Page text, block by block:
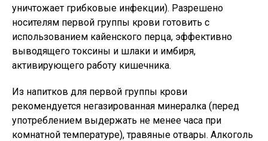
уничтожает грибковые инфекции). Разрешено
носителям первой группы крови готовить с
использованием кайенского перца, эффективно
выводящего токсины и шлаки и имбиря,
активирующего работу кишечника.
Из напитков для первой группы крови
рекомендуется негазированная минералка (перед
употреблением выдержать не менее часа при
комнатной температуре), травяные отвары. Алкоголь